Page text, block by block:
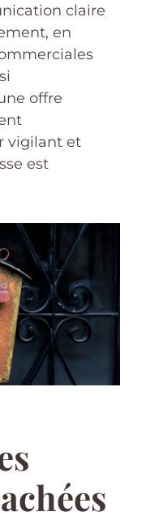
claire
en
offre
vigilant et
est